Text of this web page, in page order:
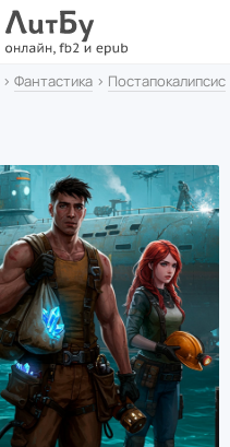
› Фантастика › Постапокалипсис